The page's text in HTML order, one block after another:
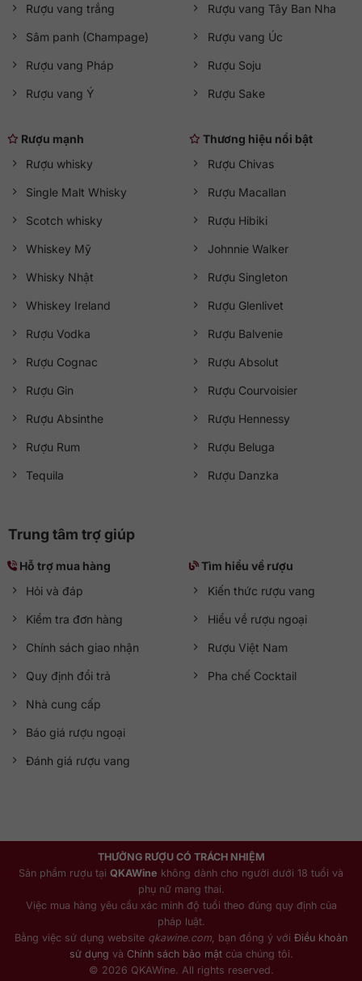
Rượu vang trắng
Sâm panh (Champage)
Rượu vang Pháp
Rượu vang Ý
Rượu vang Tây Ban Nha
Rượu vang Úc
Rượu Soju
Rượu Sake
Rượu mạnh
Rượu whisky
Single Malt Whisky
Scotch whisky
Whiskey Mỹ
Whisky Nhật
Whiskey Ireland
Rượu Vodka
Rượu Cognac
Rượu Gin
Rượu Absinthe
Rượu Rum
Tequila
Thương hiệu nổi bật
Rượu Chivas
Rượu Macallan
Rượu Hibiki
Johnnie Walker
Rượu Singleton
Rượu Glenlivet
Rượu Balvenie
Rượu Absolut
Rượu Courvoisier
Rượu Hennessy
Rượu Beluga
Rượu Danzka
Trung tâm trợ giúp
Hỗ trợ mua hàng
Hỏi và đáp
Kiểm tra đơn hàng
Chính sách giao nhận
Quy định đổi trả
Nhà cung cấp
Báo giá rượu ngoại
Đánh giá rượu vang
Tìm hiểu về rượu
Kiến thức rượu vang
Hiểu về rượu ngoại
Rượu Việt Nam
Pha chế Cocktail
THƯỞNG RƯỢU CÓ TRÁCH NHIỆM
Sản phẩm rượu tại QKAWine không dành cho người dưới 18 tuổi và
phụ nữ mang thai.
Việc mua hàng yêu cầu xác minh độ tuổi theo đúng quy định của
pháp luật.
Bằng việc sử dụng website qkawine.com , bạn đồng ý với Điều khoản
sử dụng và Chính sách bảo mậtcủa chúng tôi.
© 2026 QKAWine. All rights reserved.